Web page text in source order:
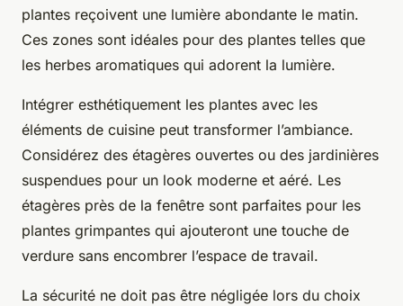
plantes reçoivent une lumière abondante le matin.
Ces zones sont idéales pour des plantes telles que
les herbes aromatiques qui adorent la lumière.
Intégrer esthétiquement les plantes avec les
éléments de cuisine peut transformer l’ambiance.
Considérez des étagères ouvertes ou des jardinières
suspendues pour un look moderne et aéré. Les
étagères près de la fenêtre sont parfaites pour les
plantes grimpantes qui ajouteront une touche de
verdure sans encombrer l’espace de travail.
La sécurité ne doit pas être négligée lors du choix